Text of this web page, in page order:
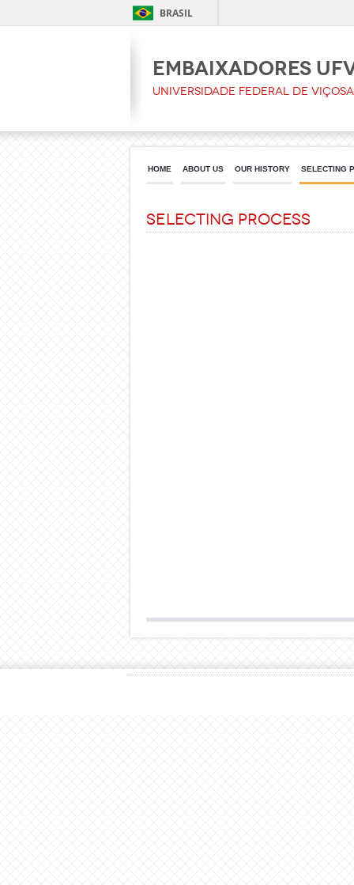
BRASIL
Embaixadores
Universidade Federal de Viçosa
HOME ABOUT US OUR HISTORY SELECTING
Selecting process